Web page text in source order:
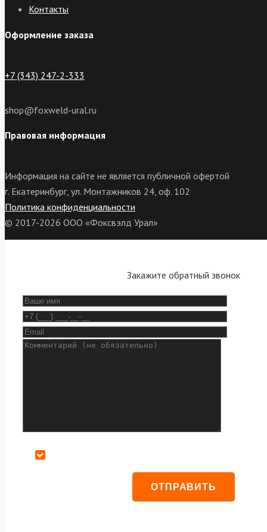
Контакты
Оформление заказа
+7 (343) 247-2-333
shop@foxweld-ural.ru
Правовая информация
Информация на сайте не является публичной офертой
г. Екатеринбург, ул. Монтажников 24, оф. 102
Политика конфиденциальности
© 2017-2026 ООО «Фоксвэлд Урал»
Закажите обратный звонок